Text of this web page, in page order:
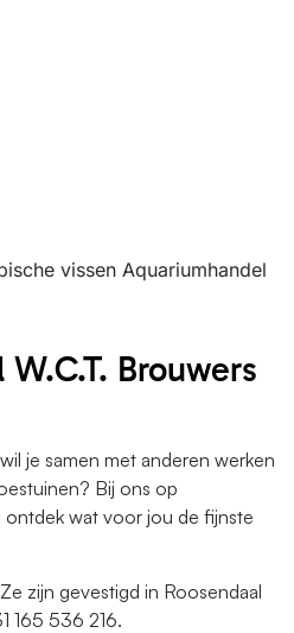
vissen Aquariumhandel
Brouwers
je samen met anderen werken
Bij ons op
wat voor jou de fijnste
zijn gevestigd in Roosendaal
165 536 216.